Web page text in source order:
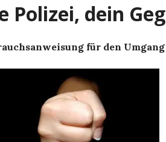
Polizei, dein
für den